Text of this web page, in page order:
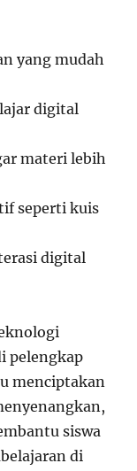
yang mudah
digital
materi lebih
seperti kuis
digital
pelengkap
menciptakan
siswa
di